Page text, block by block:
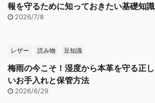
報を守るために知っておきたい基礎知識
2026/7/8
レザー 読み物 豆知識
梅雨の今こそ！湿度から本革を守る正し
いお手入れと保管方法
2026/6/29